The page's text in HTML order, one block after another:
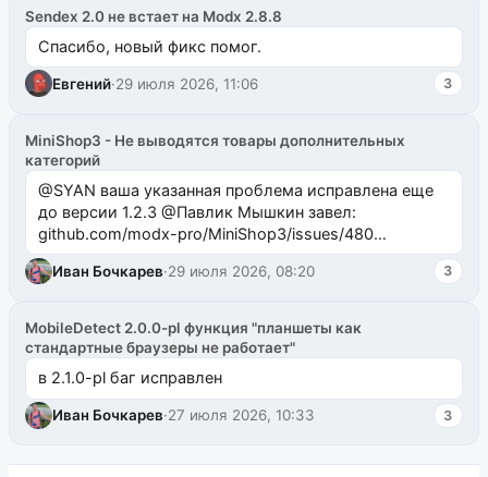
Sendex 2.0 не встает на Modx 2.8.8
Спасибо, новый фикс помог.
Евгений·29 июля 2026, 11:06 3
MiniShop3 - Не выводятся товары дополнительных
категорий
@SYAN ваша указанная проблема исправлена еще
до версии 1.2.3 @Павлик Мышкин завел:
github.com/modx-pro/MiniShop3/issues/480
github.com/modx-pro/MiniShop3/issues/481Исправим
в б...
Иван Бочкарев·29 июля 2026, 08:20 3
MobileDetect 2.0.0-pl функция "планшеты как
стандартные браузеры не работает"
в 2.1.0-pl баг исправлен
Иван Бочкарев·27 июля 2026, 10:33 3